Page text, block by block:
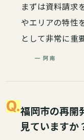
まずは資料請求
やエリアの特性
として非常に重
— 阿南
Q.福岡市の再開
見ていますか